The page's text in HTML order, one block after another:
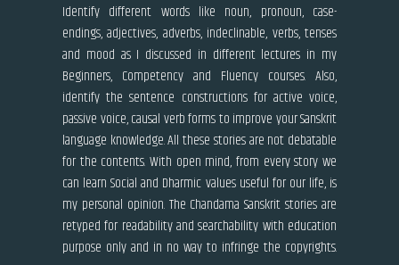
Identify different words like noun, pronoun, case-
endings, adjectives, adverbs, indeclinable, verbs, tenses
and mood as I discussed in different lectures in my
Beginners, Competency and Fluency courses. Also,
identify the sentence constructions for active voice,
passive voice, causal verb forms to improve your Sanskrit
language knowledge. All these stories are not debatable
for the contents. With open mind, from every story we
can learn Social and Dharmic values useful for our life, is
my personal opinion. The Chandama Sanskrit stories are
retyped for readability and searchability with education
purpose only and in no way to infringe the copyrights.